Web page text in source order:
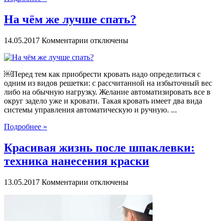
На чём же лучше спать?
14.05.2017 Комментарии к
На
же
лучше
спать?
отключены
￼Перед тем как приобрести кровать надо определиться с
одним из видов решетки: с рассчитанной на избыточный вес
либо на обычную нагрузку. Желание автоматизировать все в
округ задело уже и кровати. Такая кровать имеет два вида
системы управления автоматическую и ручную. ...
Подробнее »
Красивая жизнь после шпаклевки:
техника нанесения краски
13.05.2017 Комментарии котключены